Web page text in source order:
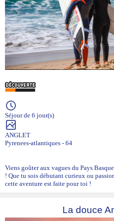
Séjour de 6 jour(s)
ANGLET
Pyrenees-atlantiques - 64
Viens goûter aux vagues du Pays
! Que tu sois débutant curieux ou
cette aventure est faite pour toi !
La douce